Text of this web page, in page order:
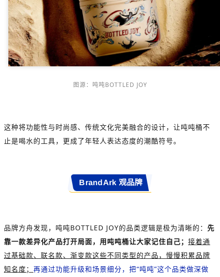
图源：吨吨BOTTLED JOY
这种将功能性与时尚感、传统文化完美融合的设计，让吨吨桶不
止是喝水的工具，更成了年轻人表达态度的潮酷符号。
BrandArk 观品牌
品牌方舟发现，吨吨BOTTLED JOY的品类逻辑是极为清晰的： 先
靠一款差异化产品打开局面，用吨吨桶让大家记住自己； 接着通
过基础款、联名款、渐变款这些不同类型的产品，慢慢积累品牌
知名度； 再通过功能升级和场景细分，把“吨吨”这个品类做深做